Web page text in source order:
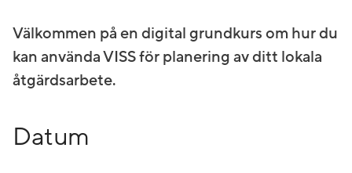
Välkommen på en digital grundkurs om hur du
kan använda VISS för planering av ditt lokala
åtgärdsarbete.
Datum